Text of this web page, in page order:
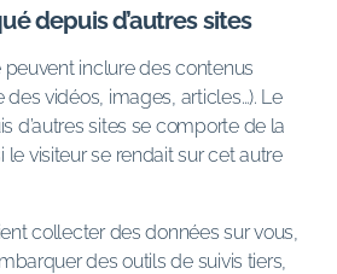
depuis d’autres sites
inclure des contenus
vidéos, images, articles…). Le
d’autres sites se comporte de la
visiteur se rendait sur cet autre
collecter des données sur vous,
des outils de suivis tiers,